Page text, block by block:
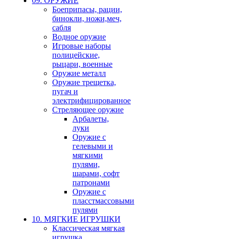
Боеприпасы, рации,
бинокли, ножи,меч,
сабля
Водное оружие
Игровые наборы
полицейские,
рыцари, военные
Оружие металл
Оружие трещетка,
пугач и
электрифицированное
Стреляющее оружие
Арбалеты,
луки
Оружие с
гелевыми и
мягкими
пулями,
шарами, софт
патронами
Оружие с
пласстмассовыми
пулями
10. МЯГКИЕ ИГРУШКИ
Классическая мягкая
игрушка